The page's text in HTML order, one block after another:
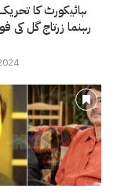
ہائیکورٹ کا
رہنما زرتاج گل کی